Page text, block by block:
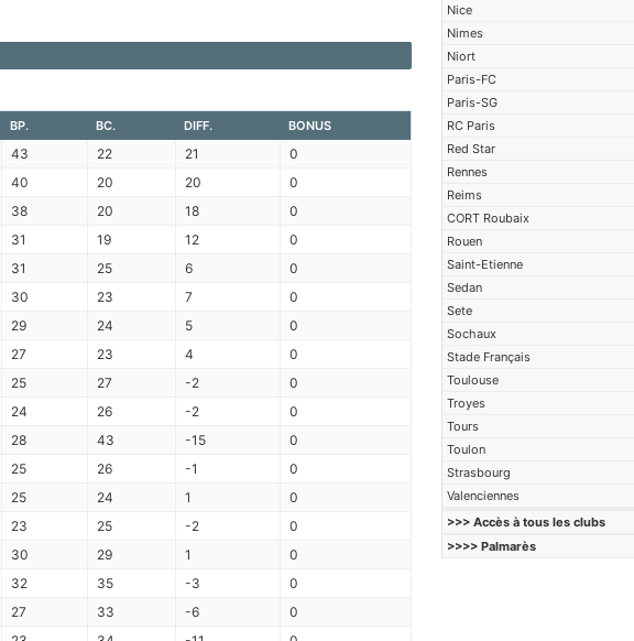
Nice
Nimes
Niort
Paris-FC
Paris-SG
RC Paris
Red Star
Rennes
Reims
CORT Roubaix
Rouen
Saint-Etienne
Sedan
Sete
Sochaux
Stade Français
Toulouse
Troyes
Tours
Toulon
Strasbourg
Valenciennes
>>> Accès à tous les clubs
>>>> Palmarès
BP. BC. DIFF. BONUS
43 22 21
0
40 20 20
0
38 20 18
0
31 19 12
0
31 25 6
0
30 23 7
0
29 24 5
0
27 23 4
0
25 27 -2
0
24 26 -2
0
28 43 -15
0
25 26 -1
0
25 24 1
0
23 25 -2
0
30 29 1
0
32 35 -3
0
27 33 -6
0